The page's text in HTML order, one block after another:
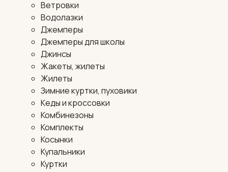
Ветровки
Водолазки
Джемперы
Джемперы для школы
Джинсы
Жакеты, жилеты
Жилеты
Зимние куртки, пуховики
Кеды и кроссовки
Комбинезоны
Комплекты
Косынки
Купальники
Куртки